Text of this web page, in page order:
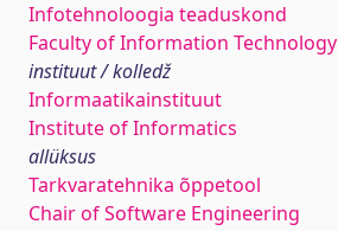
Infotehnoloogia teaduskond
Faculty of Information Technology
instituut / kolledž
Informaatikainstituut
Institute of Informatics
allüksus
Tarkvaratehnika õppetool
Chair of Software Engineering